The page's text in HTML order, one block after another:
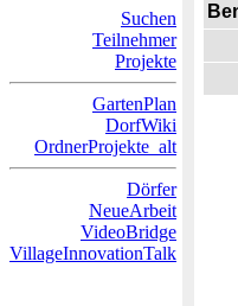
Suchen
Teilnehmer
Projekte
GartenPlan
DorfWiki
OrdnerProjekte_alt
Dörfer
NeueArbeit
VideoBridge
VillageInnovationTalk